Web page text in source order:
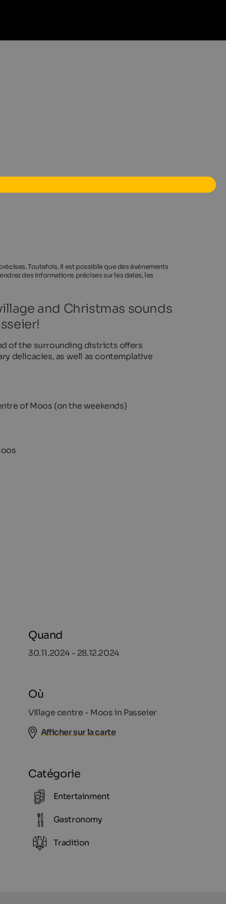
Toutefois, il est possible que des événements
des informations précises sur les dates, les
and Christmas sounds
of the surrounding districts offers
delicacies, as well as contemplative
of Moos (on the weekends)
Quand
30.11.2024 - 28.12.2024
Où
Village centre - Moos in Passeier
Afficher sur la carte
Catégorie
Entertainment
Gastronomy
Tradition